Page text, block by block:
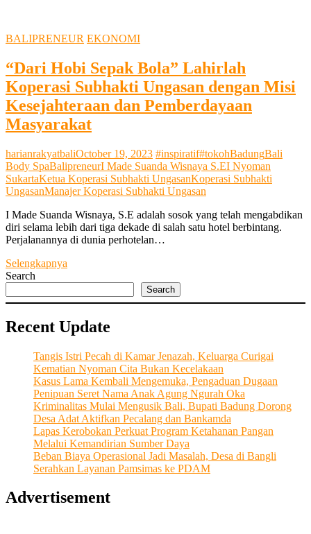
BALIPRENEUR EKONOMI
“Dari Hobi Sepak Bola” Lahirlah
Koperasi Subhakti Ungasan dengan Misi
Kesejahteraan dan Pemberdayaan
Masyarakat
harianrakyatbaliOctober 19, 2023 #inspiratif#tokohBadungBali
Body SpaBalipreneurI Made Suanda Wisnaya S.EI Nyoman
SukartaKetua Koperasi Subhakti UngasanKoperasi Subhakti
UngasanManajer Koperasi Subhakti Ungasan
I Made Suanda Wisnaya, S.E adalah sosok yang telah mengabdikan
diri selama lebih dari tiga dekade di salah satu hotel berbintang.
Perjalanannya di dunia perhotelan…
Selengkapnya
Bola”
Koperasi
Subhakti
Ungasan
dengan
Misi
Kesejahteraan
dan
Pemberdayaan
Masyarakat
Search
Search
Recent Update
Tangis Istri Pecah di Kamar Jenazah, Keluarga Curigai
Kematian Nyoman Cita Bukan Kecelakaan
Kasus Lama Kembali Mengemuka, Pengaduan Dugaan
Penipuan Seret Nama Anak Agung Ngurah Oka
Kriminalitas Mulai Mengusik Bali, Bupati Badung Dorong
Desa Adat Aktifkan Pecalang dan Bankamda
Lapas Kerobokan Perkuat Program Ketahanan Pangan
Melalui Kemandirian Sumber Daya
Beban Biaya Operasional Jadi Masalah, Desa di Bangli
Serahkan Layanan Pamsimas ke PDAM
Advertisement